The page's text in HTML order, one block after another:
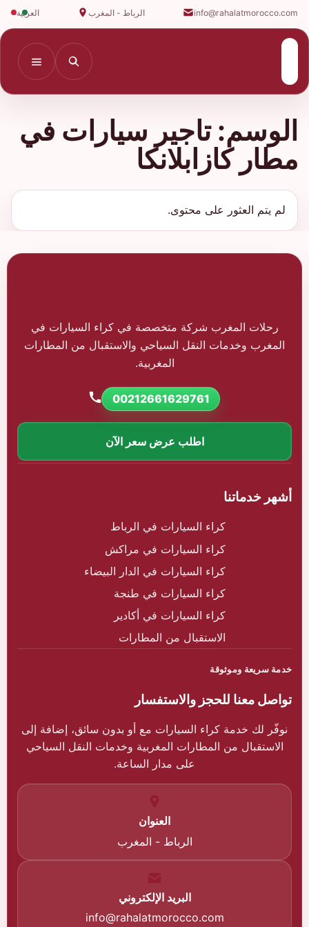
info@rahalatmorocco.com الرباط - المغرب العربية
الوسم:تاجير سيارات في
مطار كازابلانكا
لم يتم العثور على محتوى.
رحلات المغرب شركة متخصصة في كراء السيارات في
المغرب وخدمات النقل السياحي والاستقبال من المطارات
المغربية.
00212661629761
اطلب عرض سعر الآن
أشهر خدماتنا
كراء السيارات في الرباط
كراء السيارات في مراكش
كراء السيارات في الدار البيضاء
كراء السيارات في طنجة
كراء السيارات في أكادير
الاستقبال من المطارات
خدمة سريعة وموثوقة
تواصل معنا للحجز والاستفسار
نوفّر لك خدمة كراء السيارات مع أو بدون سائق، إضافة إلى
الاستقبال من المطارات المغربية وخدمات النقل السياحي
على مدار الساعة.
العنوان
الرباط - المغرب
البريد الإلكتروني
info@rahalatmorocco.com